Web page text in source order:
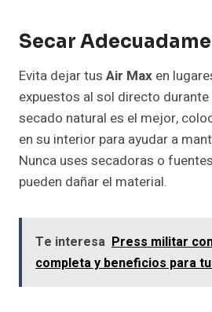
Secar
Evita dejar tus Air Max en
expuestos al sol directo
secado natural es el mejor,
en su interior para ayudar a
Nunca uses secadoras o
pueden dañar el material.
Te interesa Press militar
completa y beneficios para